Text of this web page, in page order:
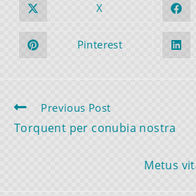
X
Pinterest
Previous Post
Torquent per conubia nostra
Metus